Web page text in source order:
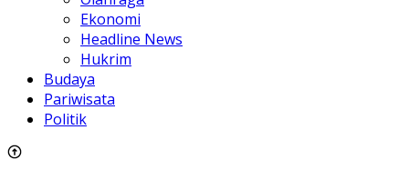
Ekonomi
Headline News
Hukrim
Budaya
Pariwisata
Politik